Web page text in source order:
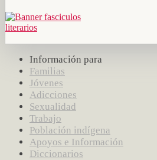
Información para
Familias
Jóvenes
Adicciones
Sexualidad
Trabajo
Población indígena
Apoyos e Información
Diccionarios